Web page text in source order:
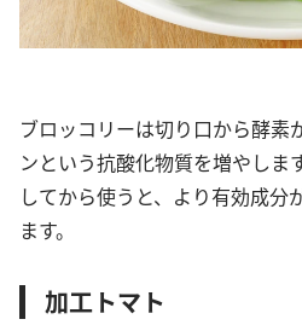
ブロッコリーは切り口から酵素
ンという抗酸化物質を増やしま
してから使うと、より有効成分
ます。
加工トマト